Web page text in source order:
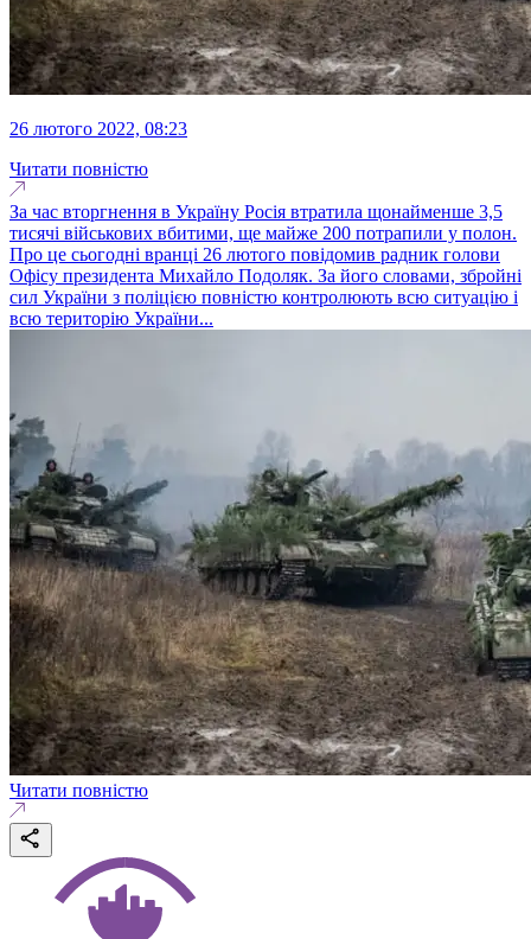
26 лютого 2022, 08:23
Читати повністю
За час вторгнення в Україну Росія втратила щонайменше 3,5
тисячі військових вбитими, ще майже 200 потрапили у полон.
Про це сьогодні вранці 26 лютого повідомив радник голови
Офісу президента Михайло Подоляк. За його словами, збройні
сил України з поліцією повністю контролюють всю ситуацію і
всю територію України...
Читати повністю